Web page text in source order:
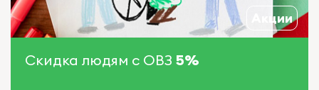
Акции
Скидка людям с ОВЗ 5%